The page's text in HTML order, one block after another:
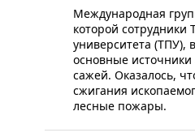
​​Международная
которой сотрудники
университета (ТПУ),
основные источники
сажей. Оказалось,
сжигания
лесные пожары.